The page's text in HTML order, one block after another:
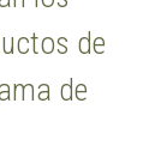
de
de